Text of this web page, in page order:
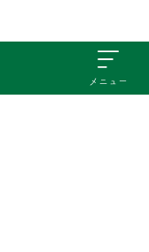
メニュー